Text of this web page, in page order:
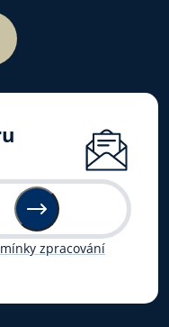
zpracování